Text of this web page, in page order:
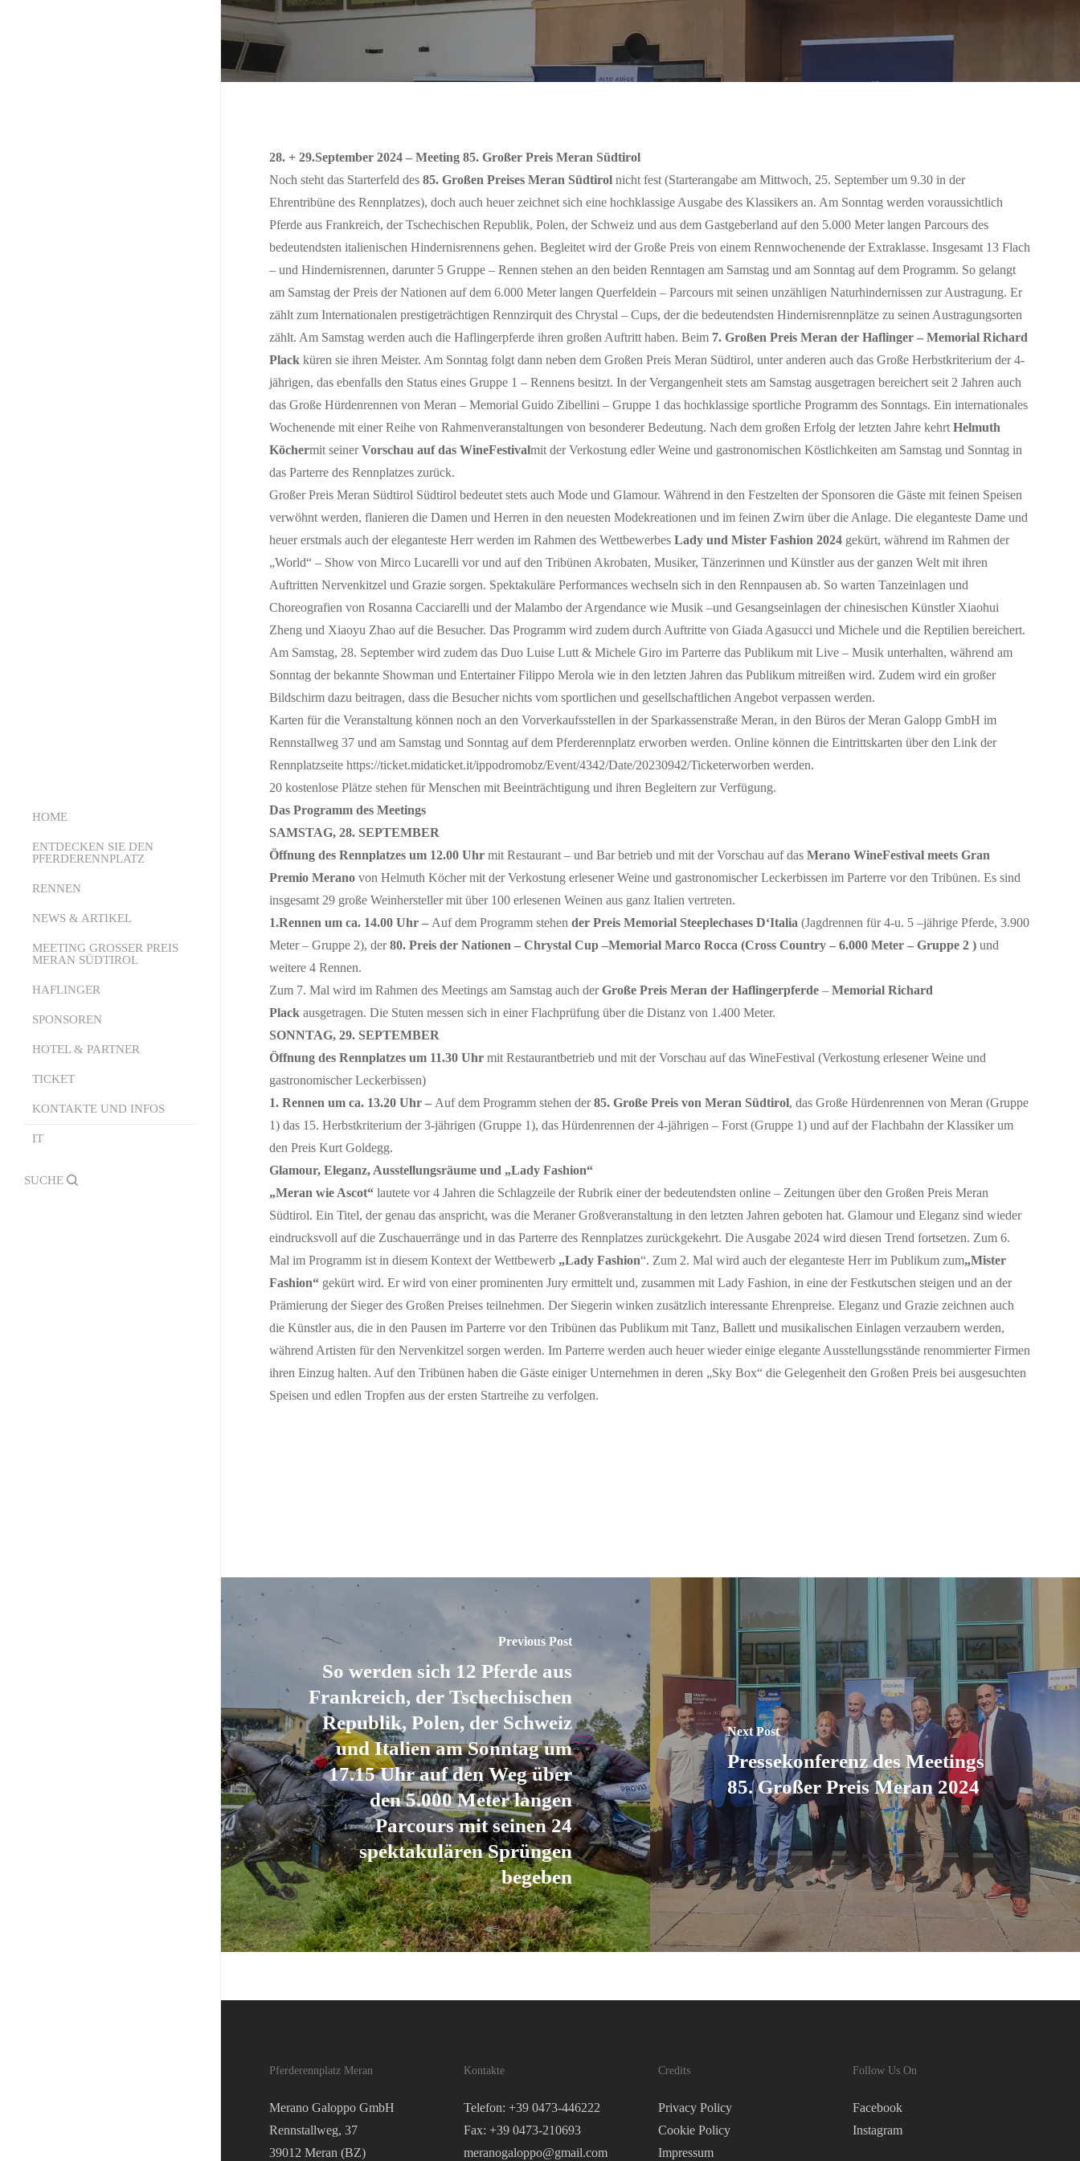
HOME
ENTDECKEN SIE DEN
PFERDERENNPLATZ
Über uns
Die Struktur
Der Pferderennsport
Events Area
RENNEN
Kalender
Starter Online
Burggrafenamt Palio
Rangliste Saison
NEWS & ARTIKEL
News
MEETING GROSSER PREIS
MERAN SÜDTIROL
Meeting Grosser Preis Meran
Südtirol 2026
Die Geschichte
HAFLINGER
SPONSOREN
HOTEL & PARTNER
Partner-Hotels
Partner-Restaurants
TICKET
KONTAKTE UND INFOS
IT
28. + 29.September 2024 – Meeting 85. Großer Preis Meran Südtirol
Noch steht das Starterfeld des 85. Großen Preises Meran Südtirol nicht fest (Starterangabe am Mittwoch, 25. September um 9.30 in der
Ehrentribüne des Rennplatzes), doch auch heuer zeichnet sich eine hochklassige Ausgabe des Klassikers an. Am Sonntag werden voraussichtlich
Pferde aus Frankreich, der Tschechischen Republik, Polen, der Schweiz und aus dem Gastgeberland auf den 5.000 Meter langen Parcours des
bedeutendsten italienischen Hindernisrennens gehen. Begleitet wird der Große Preis von einem Rennwochenende der Extraklasse. Insgesamt 13 Flach
– und Hindernisrennen, darunter 5 Gruppe – Rennen stehen an den beiden Renntagen am Samstag und am Sonntag auf dem Programm. So gelangt
am Samstag der Preis der Nationen auf dem 6.000 Meter langen Querfeldein – Parcours mit seinen unzähligen Naturhindernissen zur Austragung. Er
zählt zum Internationalen prestigeträchtigen Rennzirquit des Chrystal – Cups, der die bedeutendsten Hindernisrennplätze zu seinen Austragungsorten
zählt. Am Samstag werden auch die Haflingerpferde ihren großen Auftritt haben. Beim 7. Großen Preis Meran der Haflinger – Memorial Richard
Plack küren sie ihren Meister. Am Sonntag folgt dann neben dem Großen Preis Meran Südtirol, unter anderen auch das Große Herbstkriterium der 4-
jährigen, das ebenfalls den Status eines Gruppe 1 – Rennens besitzt. In der Vergangenheit stets am Samstag ausgetragen bereichert seit 2 Jahren auch
das Große Hürdenrennen von Meran – Memorial Guido Zibellini – Gruppe 1 das hochklassige sportliche Programm des Sonntags. Ein internationales
Wochenende mit einer Reihe von Rahmenveranstaltungen von besonderer Bedeutung. Nach dem großen Erfolg der letzten Jahre kehrt Helmuth
Köchermit seinerVorschau auf das WineFestivalmit der Verkostung edler Weine und gastronomischen Köstlichkeiten am Samstag und Sonntag in
das Parterre des Rennplatzes zurück.
Großer Preis Meran Südtirol Südtirol bedeutet stets auch Mode und Glamour. Während in den Festzelten der Sponsoren die Gäste mit feinen Speisen
verwöhnt werden, flanieren die Damen und Herren in den neuesten Modekreationen und im feinen Zwirn über die Anlage. Die eleganteste Dame und
heuer erstmals auch der eleganteste Herr werden im Rahmen des Wettbewerbes Lady und Mister Fashion 2024 gekürt, während im Rahmen der
„World“ – Show von Mirco Lucarelli vor und auf den Tribünen Akrobaten, Musiker, Tänzerinnen und Künstler aus der ganzen Welt mit ihren
Auftritten Nervenkitzel und Grazie sorgen. Spektakuläre Performances wechseln sich in den Rennpausen ab. So warten Tanzeinlagen und
Choreografien von Rosanna Cacciarelli und der Malambo der Argendance wie Musik –und Gesangseinlagen der chinesischen Künstler Xiaohui
Zheng und Xiaoyu Zhao auf die Besucher. Das Programm wird zudem durch Auftritte von Giada Agasucci und Michele und die Reptilien bereichert.
Am Samstag, 28. September wird zudem das Duo Luise Lutt & Michele Giro im Parterre das Publikum mit Live – Musik unterhalten, während am
Sonntag der bekannte Showman und Entertainer Filippo Merola wie in den letzten Jahren das Publikum mitreißen wird. Zudem wird ein großer
Bildschirm dazu beitragen, dass die Besucher nichts vom sportlichen und gesellschaftlichen Angebot verpassen werden.
Karten für die Veranstaltung können noch an den Vorverkaufsstellen in der Sparkassenstraße Meran, in den Büros der Meran Galopp GmbH im
Rennstallweg 37 und am Samstag und Sonntag auf dem Pferderennplatz erworben werden. Online können die Eintrittskarten über den Link der
Rennplatzseite https://ticket.midaticket.it/ippodromobz/Event/4342/Date/20230942/Ticketerworben werden.
20 kostenlose Plätze stehen für Menschen mit Beeinträchtigung und ihren Begleitern zur Verfügung.
Das Programm des Meetings
SAMSTAG, 28. SEPTEMBER
Öffnung des Rennplatzes um 12.00 Uhr mit Restaurant – und Bar betrieb und mit der Vorschau auf das Merano WineFestival meets Gran
Premio Merano von Helmuth Köcher mit der Verkostung erlesener Weine und gastronomischer Leckerbissen im Parterre vor den Tribünen. Es sind
insgesamt 29 große Weinhersteller mit über 100 erlesenen Weinen aus ganz Italien vertreten.
1.Rennen um ca. 14.00 Uhr – Auf dem Programm stehen der Preis Memorial Steeplechases D‘Italia (Jagdrennen für 4-u. 5 –jährige Pferde, 3.900
Meter – Gruppe 2), der80. Preis der Nationen – Chrystal Cup –Memorial Marco Rocca (Cross Country – 6.000 Meter – Gruppe 2 ) und
weitere 4 Rennen.
Zum 7. Mal wird im Rahmen des Meetings am Samstag auch derGroße Preis Meran der Haflingerpferde – Memorial Richard
Plack ausgetragen. Die Stuten messen sich in einer Flachprüfung über die Distanz von 1.400 Meter.
SONNTAG, 29. SEPTEMBER
Öffnung des Rennplatzes um 11.30 Uhr mit Restaurantbetrieb und mit der Vorschau auf das WineFestival (Verkostung erlesener Weine und
gastronomischer Leckerbissen)
1. Rennen um ca. 13.20 Uhr – Auf dem Programm stehen der85. Große Preis von Meran Südtirol, das Große Hürdenrennen von Meran (Gruppe
1) das 15. Herbstkriterium der 3-jährigen (Gruppe 1), das Hürdenrennen der 4-jährigen – Forst (Gruppe 1) und auf der Flachbahn der Klassiker um
den Preis Kurt Goldegg.
Glamour, Eleganz, Ausstellungsräume und „Lady Fashion“
„Meran wie Ascot“ lautete vor 4 Jahren die Schlagzeile der Rubrik einer der bedeutendsten online – Zeitungen über den Großen Preis Meran
Südtirol. Ein Titel, der genau das anspricht, was die Meraner Großveranstaltung in den letzten Jahren geboten hat. Glamour und Eleganz sind wieder
eindrucksvoll auf die Zuschauerränge und in das Parterre des Rennplatzes zurückgekehrt. Die Ausgabe 2024 wird diesen Trend fortsetzen. Zum 6.
Mal im Programm ist in diesem Kontext der Wettbewerb „Lady Fashion“. Zum 2. Mal wird auch der eleganteste Herr im Publikum zum„Mister
Fashion“ gekürt wird. Er wird von einer prominenten Jury ermittelt und, zusammen mit Lady Fashion, in eine der Festkutschen steigen und an der
Prämierung der Sieger des Großen Preises teilnehmen. Der Siegerin winken zusätzlich interessante Ehrenpreise. Eleganz und Grazie zeichnen auch
die Künstler aus, die in den Pausen im Parterre vor den Tribünen das Publikum mit Tanz, Ballett und musikalischen Einlagen verzaubern werden,
während Artisten für den Nervenkitzel sorgen werden. Im Parterre werden auch heuer wieder einige elegante Ausstellungsstände renommierter Firmen
ihren Einzug halten. Auf den Tribünen haben die Gäste einiger Unternehmen in deren „Sky Box“ die Gelegenheit den Großen Preis bei ausgesuchten
Speisen und edlen Tropfen aus der ersten Startreihe zu verfolgen.
Previous Post
So werden sich 12 Pferde aus
Frankreich, der Tschechischen
Republik, Polen, der Schweiz
und Italien am Sonntag um
17.15 Uhr auf den Weg über
den 5.000 Meter langen
Parcours mit seinen 24
spektakulären Sprüngen
begeben
Next Post
Pressekonferenz des Meetings
85. Großer Preis Meran 2024
Pferderennplatz Meran
Merano Galoppo GmbH
Rennstallweg, 37
39012 Meran (BZ)
Kontakte
Telefon: +39 0473-446222
Fax: +39 0473-210693
meranogaloppo@gmail.com
Credits
Privacy Policy
Cookie Policy
Impressum
Follow Us On
Facebook
Instagram